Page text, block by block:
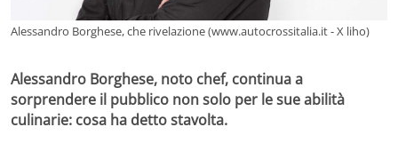
Alessandro Borghese, che rivelazione (www.autocrossitalia.it - X liho)
Alessandro Borghese, noto chef, continua a
sorprendere il pubblico non solo per le sue abilità
culinarie: cosa ha detto stavolta.